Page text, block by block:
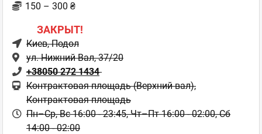
150 – 300 ₴
ЗАКРЫТ!
Киев, Подол
ул. Нижний Вал, 37/20
+38050 272 1434
Контрактовая площадь (Верхний вал),
Контрактовая площадь
Пн–Ср, Вс 16:00 - 23:45,Чт–Пт 16:00 - 02:00,Сб
14:00 - 02:00